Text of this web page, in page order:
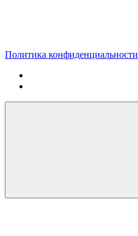
Политика конфиденциальности